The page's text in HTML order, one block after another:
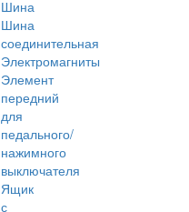
Шина
Шина
соединительная
Электромагниты
Элемент
передний
для
педального/
нажимного
выключателя
Ящик
с